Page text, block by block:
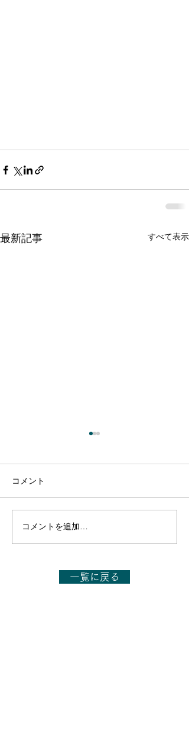
最新記事 すべて表示
【出演のお知らせ】日本
テレビ「1億人の大質問!?
日(土)19:56～21:54
コメント
コメントを追加…
一覧に戻る